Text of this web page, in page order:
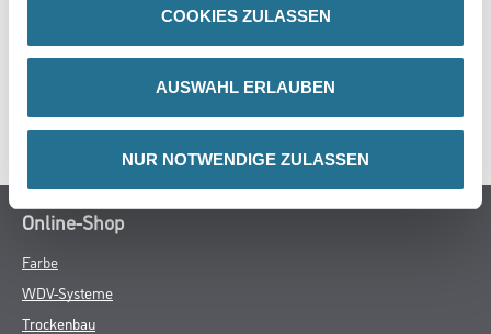
COOKIES ZULASSEN
AUSWAHL ERLAUBEN
NUR NOTWENDIGE ZULASSEN
GEFAHRENHINWEISE
SPEZIFIKATIONEN
Online-Shop
Farbe
WDV-Systeme
Trockenbau